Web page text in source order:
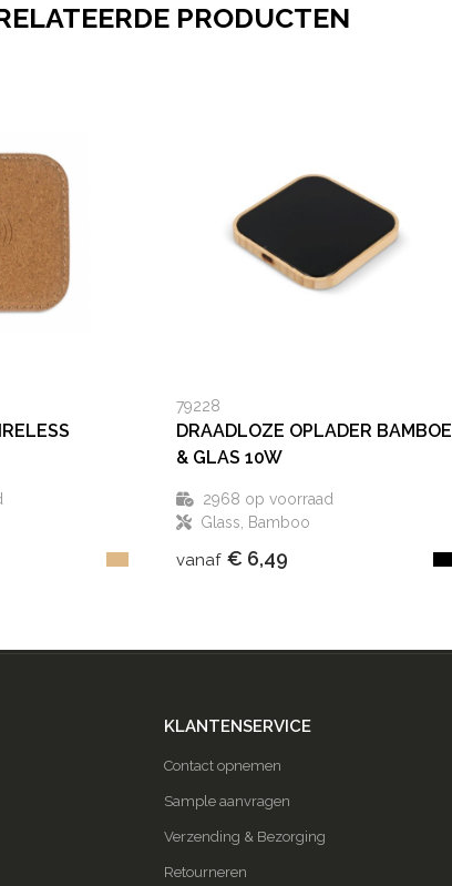
PRODUCTEN
79228
DRAADLOZE OPLADER BAMBOE
& GLAS 10W
2968 op voorraad
Glass, Bamboo
vanaf € 6,49
KLANTENSERVICE
Contact opnemen
Sample aanvragen
Verzending & Bezorging
Retourneren